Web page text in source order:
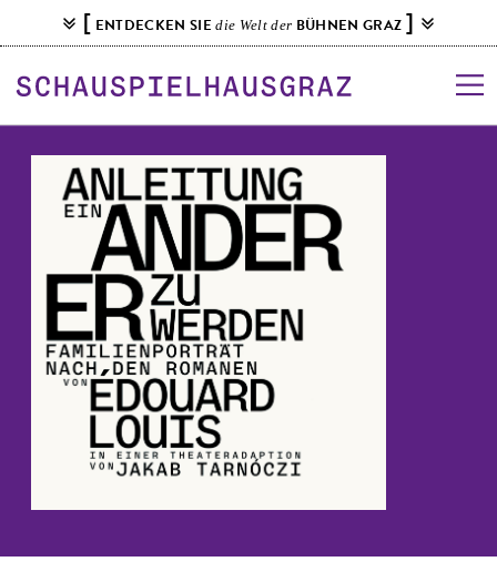
k
p
t
o
c
o
n
n
t
[ ENTDECKEN SIEdie Welt der BÜHNEN GRAZ ]